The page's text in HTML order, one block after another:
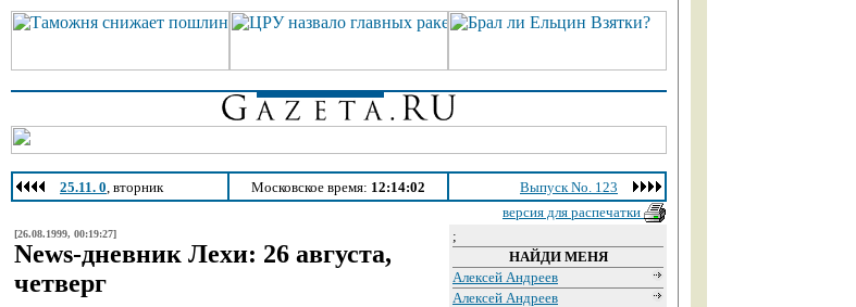
25.11. 0, вторник Московское время: 12:14:02
Выпуск No. 123
версия для распечатки
[26.08.1999, 00:19:27]
News-дневник Лехи: 26 августа,
четверг
;
НАЙДИ МЕНЯ
Алексей Андреев
Алексей Андреев